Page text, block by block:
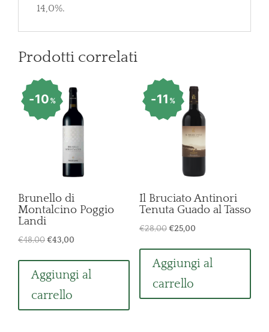
14,0%.
Prodotti correlati
10%
Brunello di
Montalcino Poggio
Landi
€48,00Il
originale
€48,00.
€43,00
attuale
Aggiungi al
carrello
11%
Il Bruciato Antinori
Tenuta Guado al Tasso
€28,00 Il
originale
€28,00.
€25,00Il
attuale
Aggiungi al
carrello